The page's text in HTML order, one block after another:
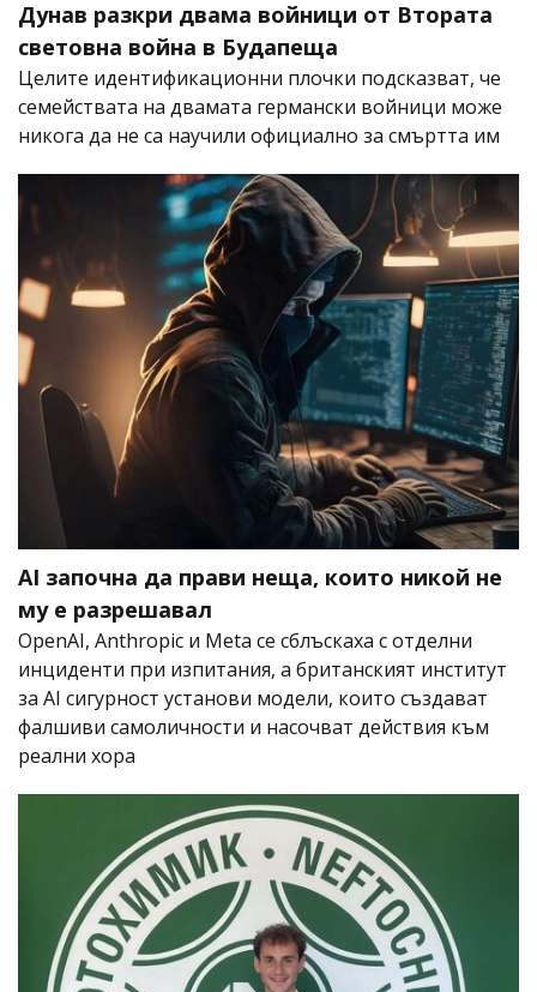
Дунав разкри двама войници от Втората
световна война в Будапеща
Целите идентификационни плочки подсказват, че
семействата на двамата германски войници може
никога да не са научили официално за смъртта им
AI започна да прави неща, които никой не
му е разрешавал
OpenAI, Anthropic и Meta се сблъскаха с отделни
инциденти при изпитания, а британският институт
за AI сигурност установи модели, които създават
фалшиви самоличности и насочват действия към
реални хора